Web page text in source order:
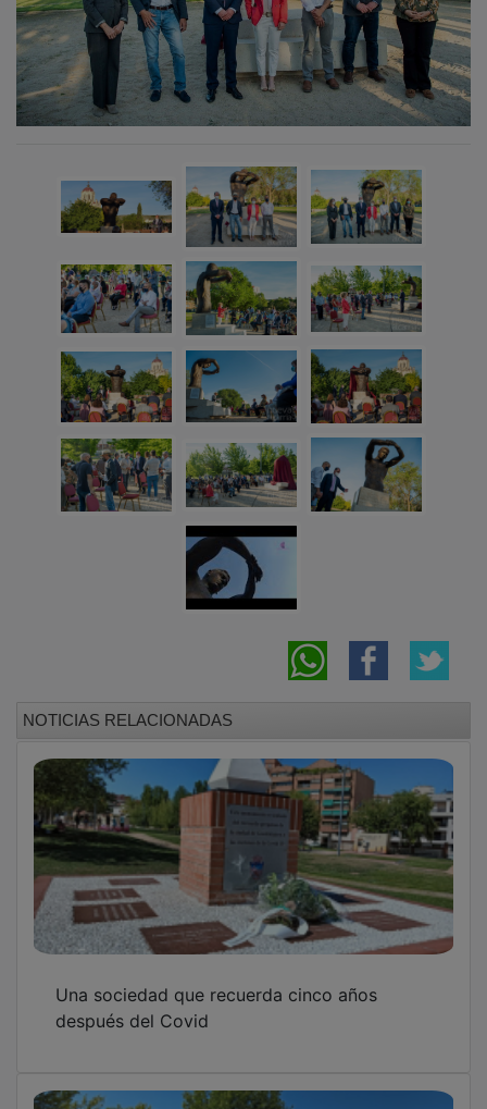
después del Covid